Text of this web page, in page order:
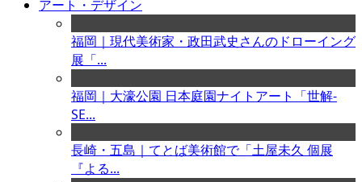
アート・デザイン
福岡｜現代美術家・政田武史さんのドローイング
展「...
福岡｜大濠公園 日本庭園ナイトアート「世解-
SE...
長崎・五島｜てとば美術館で「土屋未久 個展
『よる...